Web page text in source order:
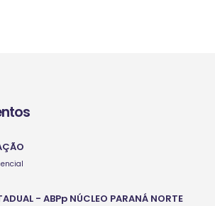
- ABPp NÚCLEO PARANÁ NORTE